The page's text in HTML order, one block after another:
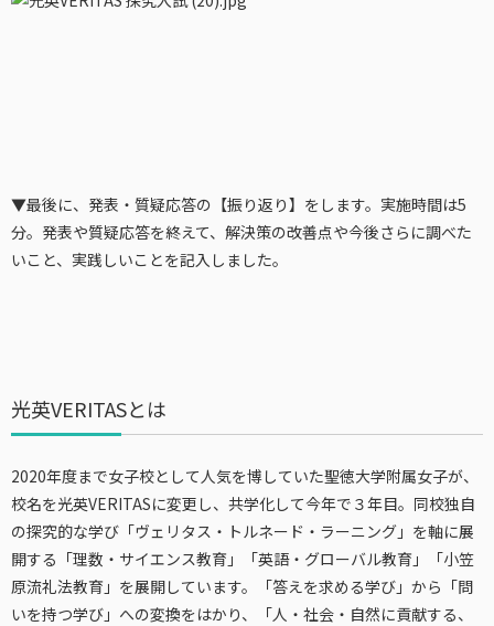
▼最後に、発表・質疑応答の【振り返り】をします。実施時間は5
分。発表や質疑応答を終えて、解決策の改善点や今後さらに調べた
いこと、実践しいことを記入しました。
光英VERITASとは
2020年度まで女子校として人気を博していた聖徳大学附属女子が、
校名を光英VERITASに変更し、共学化して今年で３年目。同校独自
の探究的な学び「ヴェリタス・トルネード・ラーニング」を軸に展
開する「理数・サイエンス教育」「英語・グローバル教育」「小笠
原流礼法教育」を展開しています。「答えを求める学び」から「問
いを持つ学び」への変換をはかり、「人・社会・自然に貢献する、